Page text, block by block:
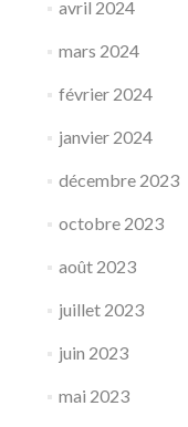
avril 2024
mars 2024
février 2024
janvier 2024
décembre 2023
octobre 2023
août 2023
juillet 2023
juin 2023
mai 2023